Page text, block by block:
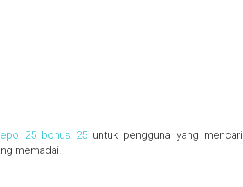
25 bonus 25 untuk pengguna yang mencari
memadai.